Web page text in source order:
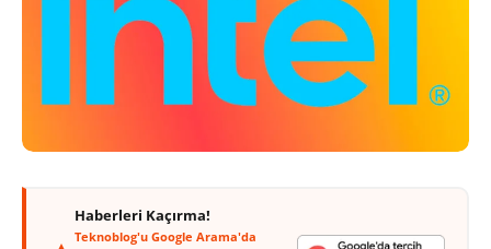
Haberleri Kaçırma!
Teknoblog'u Google Arama'da